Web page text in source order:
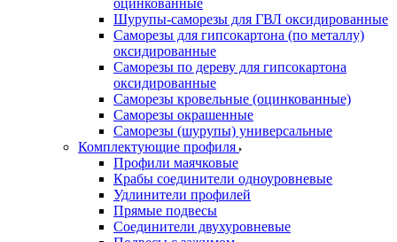
оцинкованные
Шурупы-саморезы для ГВЛ оксидированные
Саморезы для гипсокартона (по металлу)
оксидированные
Саморезы по дереву для гипсокартона
оксидированные
Саморезы кровельные (оцинкованные)
Саморезы окрашенные
Саморезы (шурупы) универсальные
Комплектующие профиля
Профили маячковые
Крабы соединители одноуровневые
Удлинители профилей
Прямые подвесы
Соединители двухуровневые